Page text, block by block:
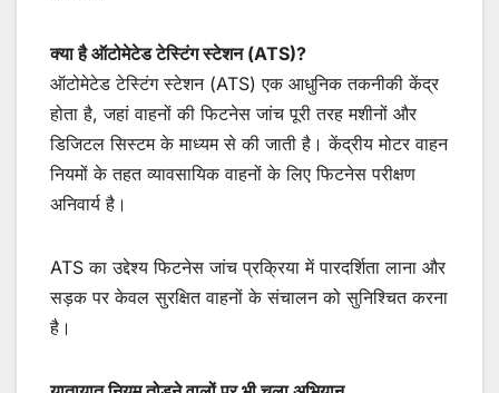
क्या है ऑटोमेटेड टेस्टिंग स्टेशन (ATS)?
ऑटोमेटेड टेस्टिंग स्टेशन (ATS) एक आधुनिक तकनीकी केंद्र
होता है, जहां वाहनों की फिटनेस जांच पूरी तरह मशीनों और
डिजिटल सिस्टम के माध्यम से की जाती है। केंद्रीय मोटर वाहन
नियमों के तहत व्यावसायिक वाहनों के लिए फिटनेस परीक्षण
अनिवार्य है।
ATS का उद्देश्य फिटनेस जांच प्रक्रिया में पारदर्शिता लाना और
सड़क पर केवल सुरक्षित वाहनों के संचालन को सुनिश्चित करना
है।